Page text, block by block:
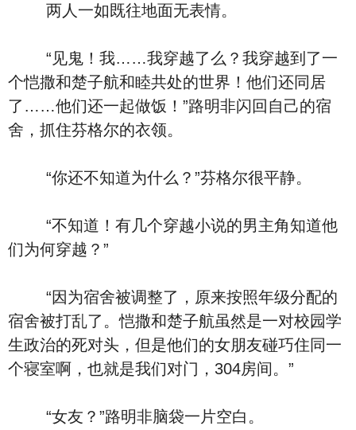
两人一如既往地面无表情。
“见鬼！我……我穿越了么？我穿越到了一
个恺撒和楚子航和睦共处的世界！他们还同居
了……他们还一起做饭！”路明非闪回自己的宿
舍，抓住芬格尔的衣领。
“你还不知道为什么？”芬格尔很平静。
“不知道！有几个穿越小说的男主角知道他
们为何穿越？”
“因为宿舍被调整了，原来按照年级分配的
宿舍被打乱了。恺撒和楚子航虽然是一对校园学
生政治的死对头，但是他们的女朋友碰巧住同一
个寝室啊，也就是我们对门，304房间。”
“女友？”路明非脑袋一片空白。